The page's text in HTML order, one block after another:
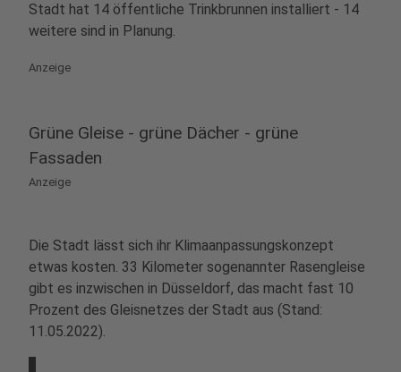
Stadt hat 14 öffentliche Trinkbrunnen installiert - 14
weitere sind in Planung.
Anzeige
Grüne Gleise - grüne Dächer - grüne
Fassaden
Anzeige
Die Stadt lässt sich ihr Klimaanpassungskonzept
etwas kosten. 33 Kilometer sogenannter Rasengleise
gibt es inzwischen in Düsseldorf, das macht fast 10
Prozent des Gleisnetzes der Stadt aus (Stand:
11.05.2022).